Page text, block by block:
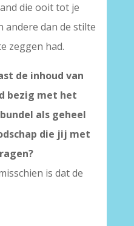
die ooit tot je
andere dan de stilte
zeggen had.
de inhoud van
bezig met het
als geheel
die jij met
is dat de